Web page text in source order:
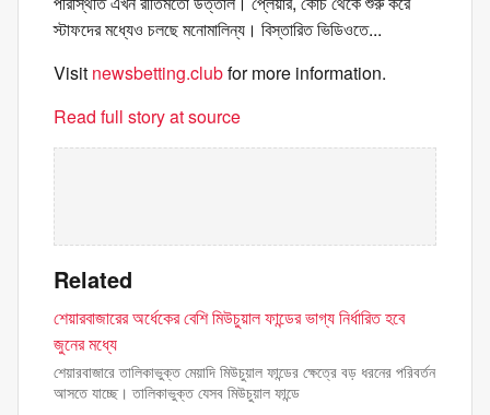
স্টাফদের মধ্যেও চলছে মনোমালিন্য। বিস্তারিত ভিডিওতে...
Visit newsbetting.clubfor more information.
Read full story at source
Related
শেয়ারবাজারের অর্ধেকের বেশি মিউচুয়াল ফান্ডের ভাগ্য নির্ধারিত হবে
জুনের মধ্যে
শেয়ারবাজারে তালিকাভুক্ত মেয়াদি মিউচুয়াল ফান্ডের ক্ষেত্রে বড় ধরনের পরিবর্তন
আসতে যাচ্ছে। তালিকাভুক্ত যেসব মিউচুয়াল ফান্ডে